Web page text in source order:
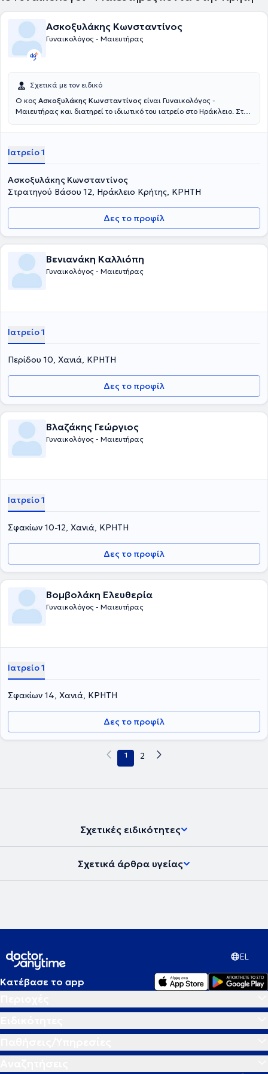
Ασκοξυλάκης Κωνσταντίνος
Γυναικολόγος - Μαιευτήρας
Σχετικά με τον ειδικό
Ο κος Ασκοξυλάκης Κωνσταντίνος είναι Γυναικολόγος -
Μαιευτήρας και διατηρεί το ιδιωτικό του ιατρείο στο Ηράκλειο. Στο
άπτονται όλου του φάσματος της ειδικότητάς του, έχοντας πάντα
εξατομικευμένων αναγκών κάθε ασθενούς που αναλαμβάνει.
Ιατρείο 1
Ασκοξυλάκης Κωνσταντίνος
Στρατηγού Βάσου 12, Ηράκλειο Κρήτης, ΚΡΗΤΗ
Δες το προφίλ
Βενιανάκη Καλλιόπη
Γυναικολόγος - Μαιευτήρας
Ιατρείο 1
Περίδου 10, Χανιά, ΚΡΗΤΗ
Δες το προφίλ
Βλαζάκης Γεώργιος
Γυναικολόγος - Μαιευτήρας
Ιατρείο 1
Σφακίων 10-12, Χανιά, ΚΡΗΤΗ
Δες το προφίλ
Βομβολάκη Ελευθερία
Γυναικολόγος - Μαιευτήρας
Ιατρείο 1
Σφακίων 14, Χανιά, ΚΡΗΤΗ
Δες το προφίλ
1 2
Σχετικές ειδικότητες
Σχετικά άρθρα υγείας
EL
Κατέβασε το app